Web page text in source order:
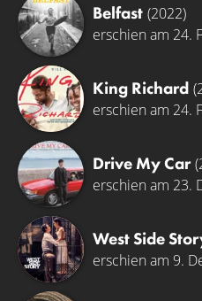
Belfast (2022)
erschien am 24.
King Richard
erschien am 24.
Drive My Car
erschien am 23.
West Side
erschien am 9.